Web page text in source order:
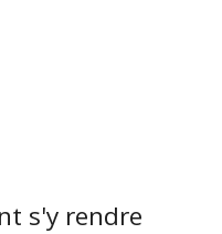
s'y rendre